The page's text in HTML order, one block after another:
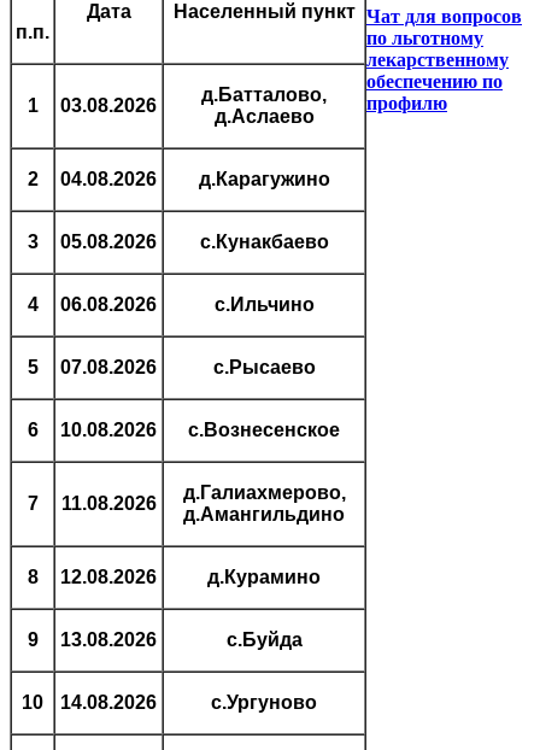
п.п.
Дата Населенный пункт
1 03.08.2026
д.Батталово,
д.Аслаево
2 04.08.2026 д.Карагужино
3 05.08.2026 с.Кунакбаево
4 06.08.2026 с.Ильчино
5 07.08.2026 с.Рысаево
6 10.08.2026 с.Вознесенское
7 11.08.2026
д.Галиахмерово,
д.Амангильдино
8 12.08.2026 д.Курамино
9 13.08.2026 с.Буйда
10 14.08.2026 с.Ургуново
Чат для вопросов
по льготному
лекарственному
обеспечению по
профилю